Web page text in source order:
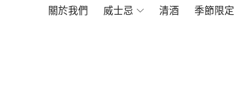
關於我們 威士忌 清酒 季節限定